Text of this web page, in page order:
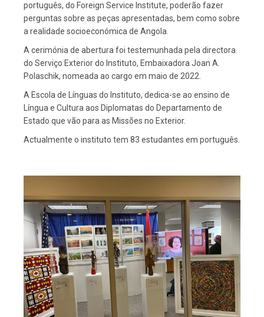
português, do Foreign Service Institute, poderão fazer
perguntas sobre as peças apresentadas, bem como sobre
a realidade socioeconómica de Angola.
A cerimónia de abertura foi testemunhada pela directora
do Serviço Exterior do Instituto, Embaixadora Joan A.
Polaschik, nomeada ao cargo em maio de 2022.
A Escola de Línguas do Instituto, dedica-se ao ensino de
Língua e Cultura aos Diplomatas do Departamento de
Estado que vão para as Missões no Exterior.
Actualmente o instituto tem 83 estudantes em português.